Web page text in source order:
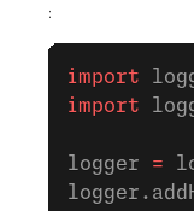
:
import
import
logger =